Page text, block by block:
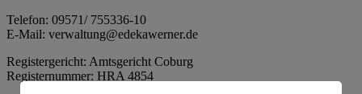
Telefon: 09571/ 755336-10
E-Mail: verwaltung@edekawerner.de
Registergericht: Amtsgericht Coburg
Registernummer: HRA 4854